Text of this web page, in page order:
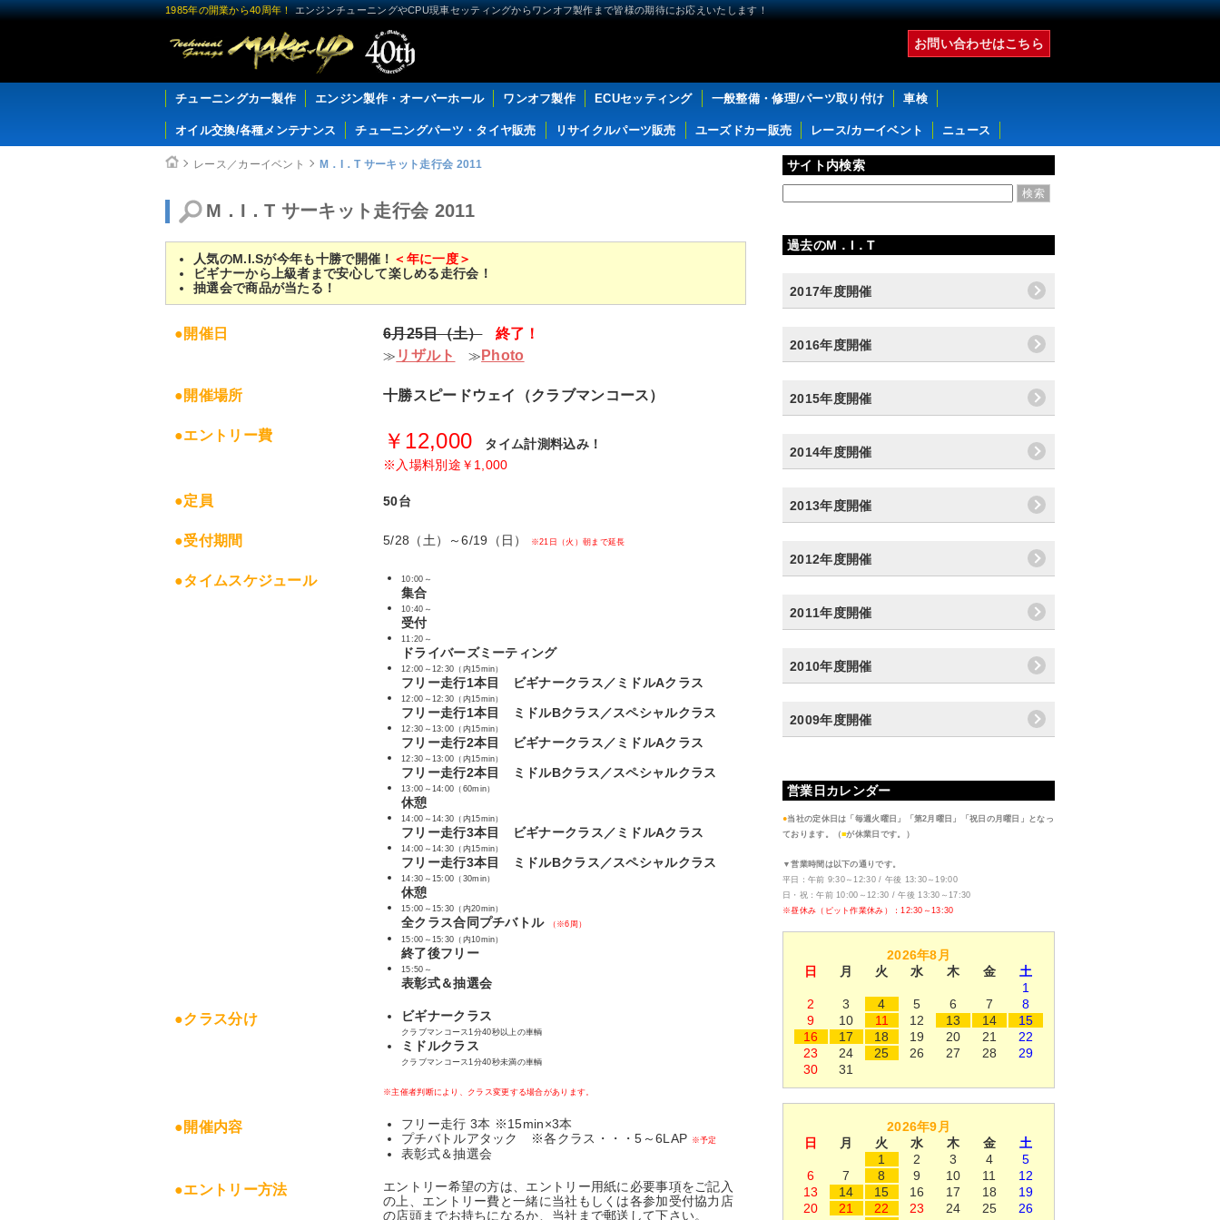
1985年の開業から40周年！エンジンチューニングやCPU現車セッティングからワンオフ製作まで皆様の期待にお応えいたします！
お問い合わせはこちら
チューニングカー製作 エンジン製作・オーバーホール ワンオフ製作 ECUセッティング 一般整備・修理/パーツ取り付け 車検
オイル交換/各種メンテナンス チューニングパーツ・タイヤ販売 リサイクルパーツ販売 ユーズドカー販売 レース/カーイベント ニュース
レース／カーイベント M．I．T サーキット走行会 2011
M．I．T サーキット走行会 2011
人気のM.I.Sが今年も十勝で開催！ ＜年に一度＞
ビギナーから上級者まで安心して楽しめる走行会！
抽選会で商品が当たる！
●開催日 6月25日（土） 終了！
≫ リザルト ≫ Photo
●開催場所 十勝スピードウェイ（クラブマンコース）
●エントリー費 ￥12,000
タイム計測料込み！
※入場料別途￥1,000
●定員 50台
●受付期間 5/28（土）～6/19（日） ※21日（火）朝まで延長
●タイムスケジュール 10:00～
集合
10:40～
受付
11:20～
ドライバーズミーティング
12:00～12:30（内15min）
フリー走行1本目 ビギナークラス／ミドルAクラス
12:00～12:30（内15min）
フリー走行1本目 ミドルBクラス／スペシャルクラス
12:30～13:00（内15min）
フリー走行2本目 ビギナークラス／ミドルAクラス
12:30～13:00（内15min）
フリー走行2本目 ミドルBクラス／スペシャルクラス
13:00～14:00（60min）
休憩
14:00～14:30（内15min）
フリー走行3本目 ビギナークラス／ミドルAクラス
14:00～14:30（内15min）
フリー走行3本目 ミドルBクラス／スペシャルクラス
14:30～15:00（30min）
休憩
15:00～15:30（内20min）
全クラス合同プチバトル
（※6周）
15:00～15:30（内10min）
終了後フリー
15:50～
表彰式＆抽選会
●クラス分け ビギナークラス
クラブマンコース1分40秒以上の車輌
ミドルクラス
クラブマンコース1分40秒未満の車輌
※主催者判断により、クラス変更する場合があります。
●開催内容
フリー走行 3本 ※15min×3本
プチバトルアタック ※各クラス・・・5～6LAP ※予定
表彰式＆抽選会
●エントリー方法
エントリー希望の方は、エントリー用紙に必要事項をご記入
の上、エントリー費と一緒に当社もしくは各参加受付協力店
の店頭までお持ちになるか、当社まで郵送して下さい。
サイト内検索
過去のM．I．T
2017年度開催
2016年度開催
2015年度開催
2014年度開催
2013年度開催
2012年度開催
2011年度開催
2010年度開催
2009年度開催
営業日カレンダー
●当社の定休日は「毎週火曜日」「第2月曜日」「祝日の月曜日」となっ
ております。（■が休業日です。）
▼営業時間は以下の通りです。
平日：午前 9:30～12:30 / 午後 13:30～19:00
日・祝：午前 10:00～12:30 / 午後 13:30～17:30
※昼休み（ピット作業休み）：12:30～13:30
2026年8月
日
月 火 水 木 金
土
1
2
3 4 5 6 7
8
9
10 11 12 13 14
15
16
17 18 19 20 21
22
23
24 25 26 27 28
29
30
31
2026年9月
日
月 火 水 木 金
土
1
2 3 4
5
6
7 8 9 10 11
12
13
14 15 16 17 18
19
20
21 22 23 24 25
26